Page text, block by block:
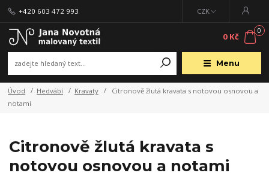
Menu
CZK
+420 603 472 993
0
0 Kč
Úvod Hedvábí Kravaty
Citronově žlutá kravata s notovou osnovou a
notami
Citronově žlutá kravata s
notovou osnovou a notami